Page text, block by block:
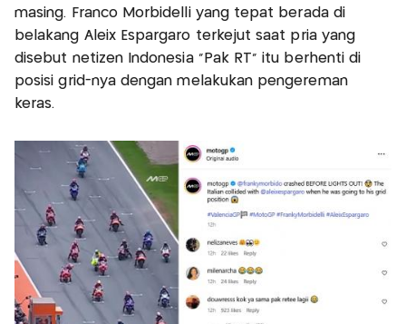
masing. Franco Morbidelli yang tepat berada di
belakang Aleix Espargaro terkejut saat pria yang
disebut netizen Indonesia "Pak RT" itu berhenti di
posisi grid-nya dengan melakukan pengereman
keras.